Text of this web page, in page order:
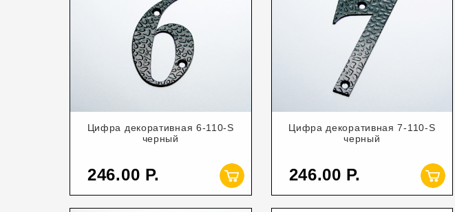
Цифра декоративная 6-110-S
черный
246.00
Цифра декоративная 7-110-S
черный
246.00